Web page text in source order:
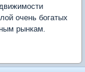
очень богатых
рынкам.